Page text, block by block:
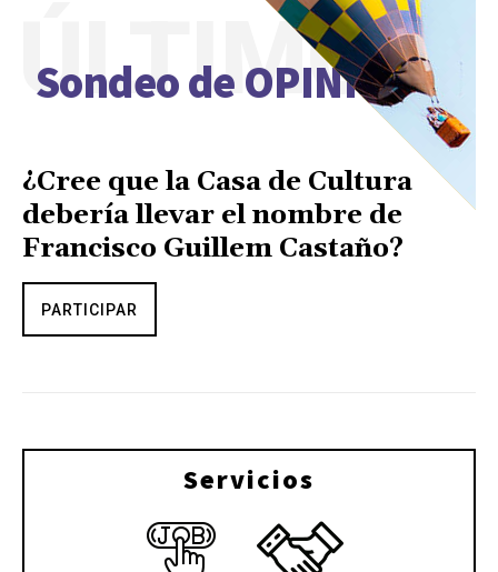
Sondeo de OPINIÓN
ÚLTIMO
¿Cree que la Casa de Cultura
debería llevar el nombre de
Francisco Guillem Castaño?
PARTICIPAR
Servicios